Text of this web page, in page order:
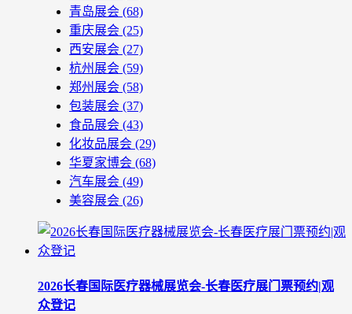
青岛展会 (68)
重庆展会 (25)
西安展会 (27)
杭州展会 (59)
郑州展会 (58)
包装展会 (37)
食品展会 (43)
化妆品展会 (29)
华夏家博会 (68)
汽车展会 (49)
美容展会 (26)
2026长春国际医疗器械展览会-长春医疗展门票预约|观
众登记